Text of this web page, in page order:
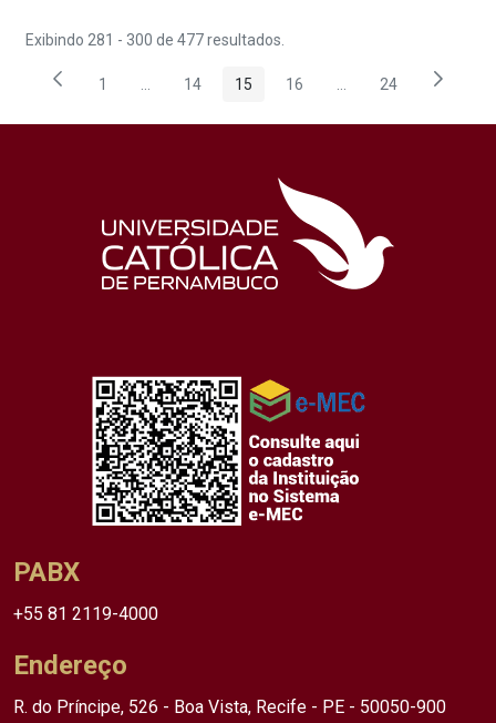
Exibindo 281 - 300 de 477 resultados.
Página
1 Páginas intermediárias Usar ABA para navegar.
Página
14 Página
15 Página
16 PáginasPágina
24
PABX
+55 81 2119-4000
Endereço
R. do Príncipe, 526 - Boa Vista, Recife - PE - 50050-900